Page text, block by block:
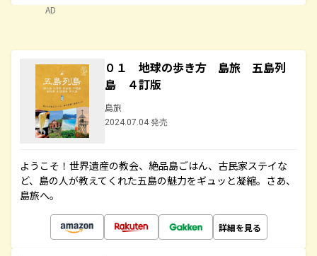
AD
０１ 地球の歩き方 島旅 五島列
島 ４訂版
島旅
2024.07.04 発売
ようこそ！世界遺産の教会、絶品島ごはん、古民家ステイな
ど、島の人が教えてくれた五島の魅力をギュッと凝縮。さあ、
島旅へ。
詳細を見る